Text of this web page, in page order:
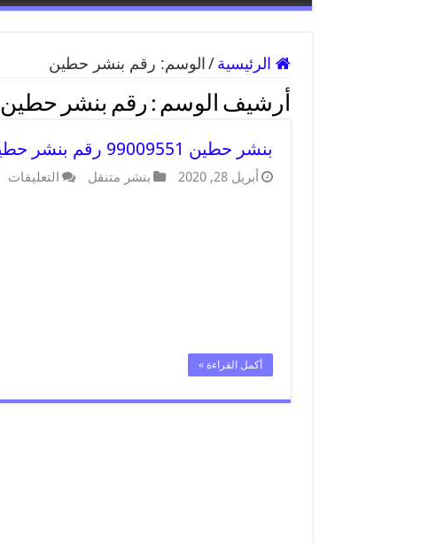
الرئيسية / الوسم: رقم بنشر حطين
أرشيف الوسم : رقم بنشر حطين
بنشر حطين 99009551 رقم بنشر حطين , كراج متنقل تصليح سيارات
أبريل 28, 2020 بنشر متنقل التعليقات
أكمل القراءة »